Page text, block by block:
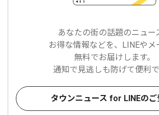
あなたの街の話題のニュー
お得な情報などを、LINEやメ
無料でお届けします。
通知で見逃しも防げて便利で
タウンニュース for LINEのご